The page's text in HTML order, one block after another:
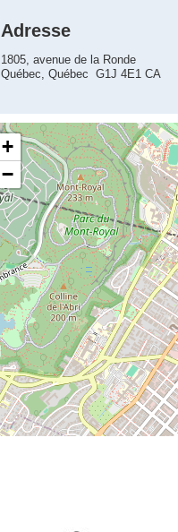
Adresse
1805, avenue de la Ronde
Québec, Québec G1J 4E1 CA
+
−